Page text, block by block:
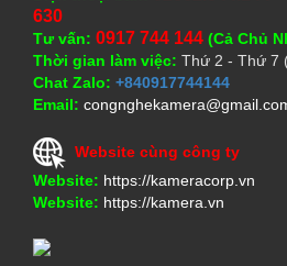
630
Tư vấn: 0917 744 144 (Cả Chủ
Thời gian làm việc: Thứ 2 - Thứ 7
Chat Zalo: +840917744144
Email:
Website cùng công ty
Website: https://kameracorp.vn
Website: https://kamera.vn